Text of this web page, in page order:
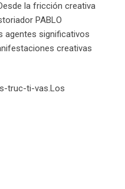
la fricción creativa
PABLO
agentes significativos
creativas
truc-ti-vas.Los